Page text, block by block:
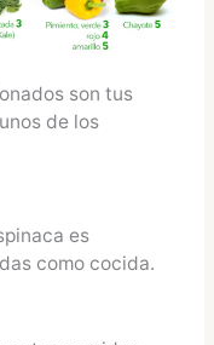
son tus
de los
es
como cocida.